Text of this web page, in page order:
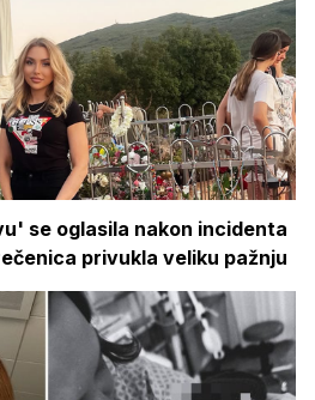
se oglasila nakon incidenta
privukla veliku pažnju